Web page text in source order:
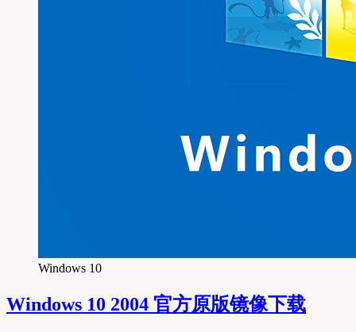
Windows 10
Windows 10 2004 官方原版镜像下载